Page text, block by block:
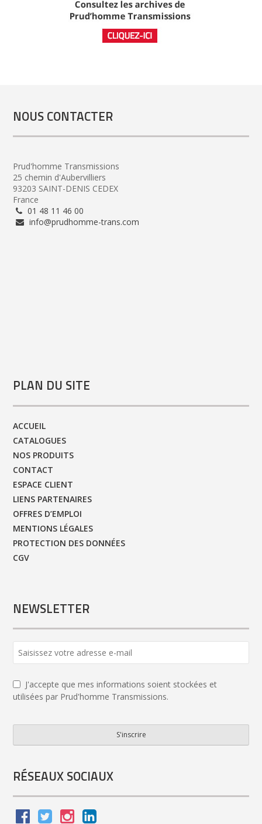
NOUS CONTACTER
Prud'homme Transmissions
25 chemin d'Aubervilliers
93203 SAINT-DENIS CEDEX
France
01 48 11 46 00
info@prudhomme-trans.com
PLAN DU SITE
ACCUEIL
CATALOGUES
NOS PRODUITS
CONTACT
ESPACE CLIENT
LIENS PARTENAIRES
OFFRES D’EMPLOI
MENTIONS LÉGALES
PROTECTION DES DONNÉES
CGV
NEWSLETTER
J'accepte que mes informations soient stockées et
utilisées par Prud'homme Transmissions.
S'inscrire
Number *
RÉSEAUX SOCIAUX